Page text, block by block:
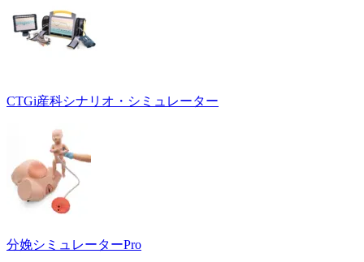
CTGi産科シナリオ・シミュレーター
分娩シミュレーターPro